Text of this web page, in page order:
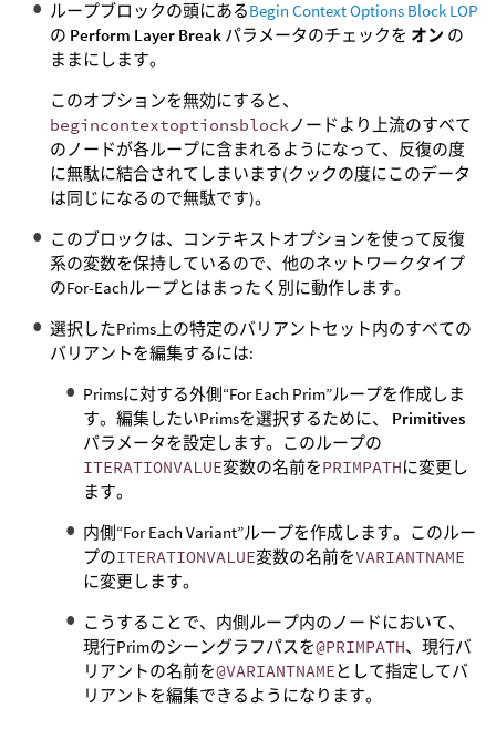
ループブロックの頭にあるBegin Context Options Block LOP
の Perform Layer Break パラメータのチェックを オン の
ままにします。
このオプションを無効にすると、
begincontextoptionsblockノードより上流のすべて
のノードが各ループに含まれるようになって、反復の度
に無駄に結合されてしまいます(クックの度にこのデータ
は同じになるので無駄です)。
このブロックは、コンテキストオプションを使って反復
系の変数を保持しているので、他のネットワークタイプ
のFor-Eachループとはまったく別に動作します。
選択したPrims上の特定のバリアントセット内のすべての
バリアントを編集するには:
Primsに対する外側“For Each Prim”ループを作成しま
す。編集したいPrimsを選択するために、 Primitives
パラメータを設定します。このループの
ITERATIONVALUE変数の名前をPRIMPATHに変更し
ます。
内側“For Each Variant”ループを作成します。このルー
プのITERATIONVALUE変数の名前をVARIANTNAME
に変更します。
こうすることで、内側ループ内のノードにおいて、
現行Primのシーングラフパスを@PRIMPATH、現行バ
リアントの名前を@VARIANTNAMEとして指定してバ
リアントを編集できるようになります。